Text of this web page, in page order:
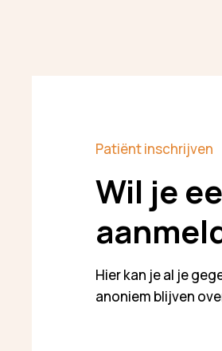
Patiënt inschrijven
Wil je
Hier kan je al je
anoniem blijven